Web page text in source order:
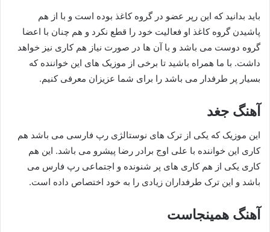
باید بدانید که این رپر عضو در گروه کاغذ بوده است و با از هم
پاشیدن گروه کاغذ او فعالیت خود را قطع نکرد و هم چنان با اعضا
گروه دوست می باشد و با آن ها در صورت نیاز هم کاری نیز خواهد
داشت. با ما همراه باشید تا برخی از موزیک های این خواننده که
بسیار پر طرفدار می باشد را برای شما عزیزان معرفی کنیم.
آهنگ جغد
این موزیک که یکی از ترک های نوستالژی رپ فارسی می باشد هم
کاری این خواننده با علی اوج برادر رضا پیشرو می باشد. این هم
کاری یکی از هم کاری های پر شنونده و اجتماعی رپ فارس می
باشد و این ترک طرفداران زیادی را به خود اختصاص داده است.
آهنگ همینجاست